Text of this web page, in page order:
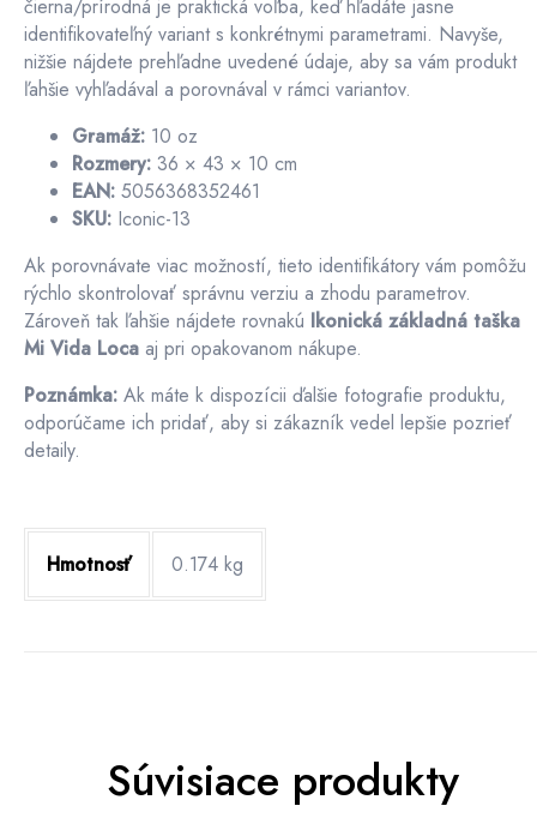
čierna/prírodná je praktická voľba, keď hľadáte jasne
identifikovateľný variant s konkrétnymi parametrami. Navyše,
nižšie nájdete prehľadne uvedené údaje, aby sa vám produkt
ľahšie vyhľadával a porovnával v rámci variantov.
Gramáž: 10 oz
Rozmery: 36 × 43 × 10 cm
EAN: 5056368352461
SKU: Iconic-13
Ak porovnávate viac možností, tieto identifikátory vám pomôžu
rýchlo skontrolovať správnu verziu a zhodu parametrov.
Zároveň tak ľahšie nájdete rovnakú Ikonická základná taška
Mi Vida Loca aj pri opakovanom nákupe.
Poznámka: Ak máte k dispozícii ďalšie fotografie produktu,
odporúčame ich pridať, aby si zákazník vedel lepšie pozrieť
detaily.
Hmotnosť 0.174 kg
Súvisiace produkty